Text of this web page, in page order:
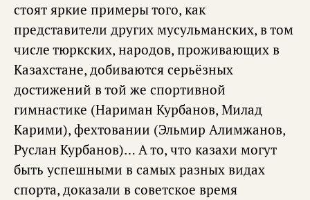
стоят яркие примеры того, как
представители других мусульманских, в том
числе тюркских, народов, проживающих в
Казахстане, добиваются серьёзных
достижений в той же спортивной
гимнастике (Нариман Курбанов, Милад
Карими), фехтовании (Эльмир Алимжанов,
Руслан Курбанов)… А то, что казахи могут
быть успешными в самых разных видах
спорта, доказали в советское время